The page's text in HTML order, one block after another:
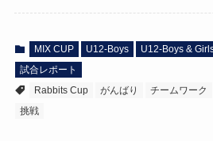
MIX CUP U12-Boys U12-Boys &
試合レポート
Rabbits Cup
がんばり チームワーク
挑戦